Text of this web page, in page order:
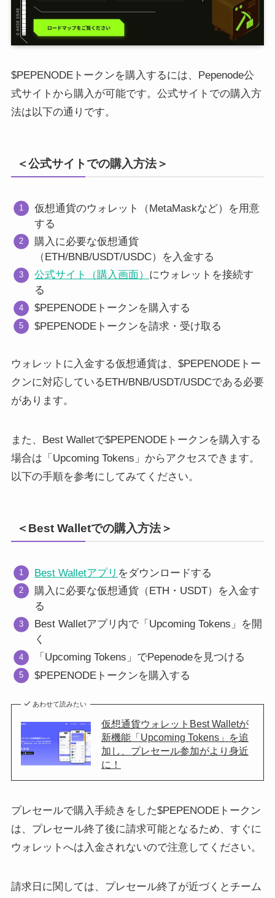
$PEPENODEトークンを購入するには、Pepenode公
式サイトから購入が可能です。公式サイトでの購入方
法は以下の通りです。
＜公式サイトでの購入方法＞
仮想通貨のウォレット（MetaMaskなど）を用意
する
購入に必要な仮想通貨
（ETH/BNB/USDT/USDC）を入金する
公式サイト（購入画面） にウォレットを接続す
る
$PEPENODEトークンを購入する
$PEPENODEトークンを請求・受け取る
ウォレットに入金する仮想通貨は、$PEPENODEトー
クンに対応しているETH/BNB/USDT/USDCである必要
があります。
また、Best Walletで$PEPENODEトークンを購入する
場合は「Upcoming Tokens」からアクセスできます。
以下の手順を参考にしてみてください。
＜Best Walletでの購入方法＞
Best Walletアプリ をダウンロードする
購入に必要な仮想通貨（ETH・USDT）を入金す
る
Best Walletアプリ内で「Upcoming Tokens」を開
く
「Upcoming Tokens」でPepenodeを見つける
$PEPENODEトークンを購入する
あわせて読みたい
仮想通貨ウォレットBest Walletが
新機能「Upcoming Tokens」を追
加し、プレセール参加がより身近
に！
プレセールで購入手続きをした$PEPENODEトークン
は、プレセール終了後に請求可能となるため、すぐに
ウォレットへは入金されないので注意してください。
請求日に関しては、プレセール終了が近づくとチーム